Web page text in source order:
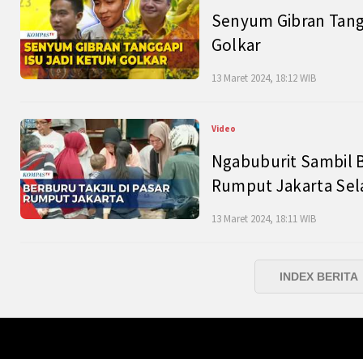
Senyum Gibran
Golkar
13 Maret 2024, 18:12 WIB
Video
Ngabuburit Sambil
Rumput Jakarta
13 Maret 2024, 18:11 WIB
INDEX BERITA